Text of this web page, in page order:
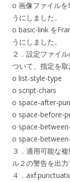
o 画像ファイルを
うにしました。
o basic-link を
うにしました。
２．設定ファイ
ついて、指定を取
o list-style-type
o script-chars
o space-after-
o space-before-
o space-
o space-
３．適用可能な
ル２の警告を出力
４．